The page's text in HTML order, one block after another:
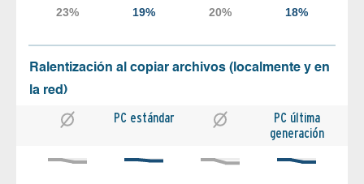
Ralentización al copiar archivos (localmente y en
la red)
PC estándar
PC última
generación